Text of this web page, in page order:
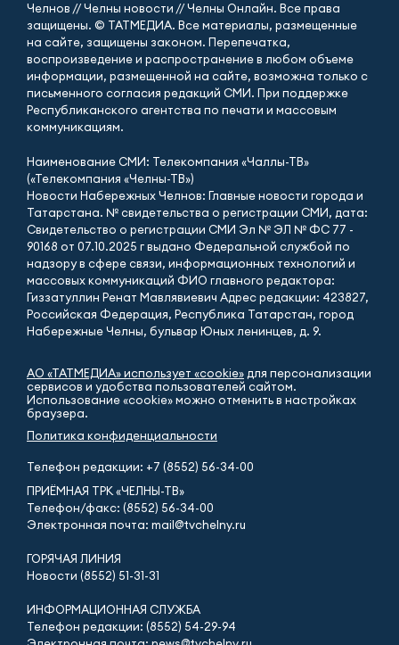
Челнов // Челны новости // Челны Онлайн. Все права
защищены. © ТАТМЕДИА. Все материалы, размещенные
на сайте, защищены законом. Перепечатка,
воспроизведение и распространение в любом объеме
информации, размещенной на сайте, возможна только с
письменного согласия редакций СМИ. При поддержке
Республиканского агентства по печати и массовым
коммуникациям.
Наименование СМИ: Телекомпания «Чаллы-ТВ»
(«Телекомпания «Челны-ТВ»)
Новости Набережных Челнов: Главные новости города и
Татарстана. № свидетельства о регистрации СМИ, дата:
Свидетельство о регистрации СМИ Эл № ЭЛ № ФС 77 -
90168 от 07.10.2025 г выдано Федеральной службой по
надзору в сфере связи, информационных технологий и
массовых коммуникаций ФИО главного редактора:
Гиззатуллин Ренат Мавлявиевич Адрес редакции: 423827,
Российская Федерация, Республика Татарстан, город
Набережные Челны, бульвар Юных ленинцев, д. 9.
АО «ТАТМЕДИА» использует «cookie»для персонализации
сервисов и удобства пользователей сайтом.
Использование «cookie» можно отменить в настройках
браузера.
Политика конфиденциальности
Телефон редакции: +7 (8552) 56-34-00
ПРИЁМНАЯ ТРК «ЧЕЛНЫ-ТВ»
Телефон/факс: (8552) 56-34-00
Электронная почта: mail@tvchelny.ru
ГОРЯЧАЯ ЛИНИЯ
Новости (8552) 51-31-31
ИНФОРМАЦИОННАЯ СЛУЖБА
Телефон редакции: (8552) 54-29-94